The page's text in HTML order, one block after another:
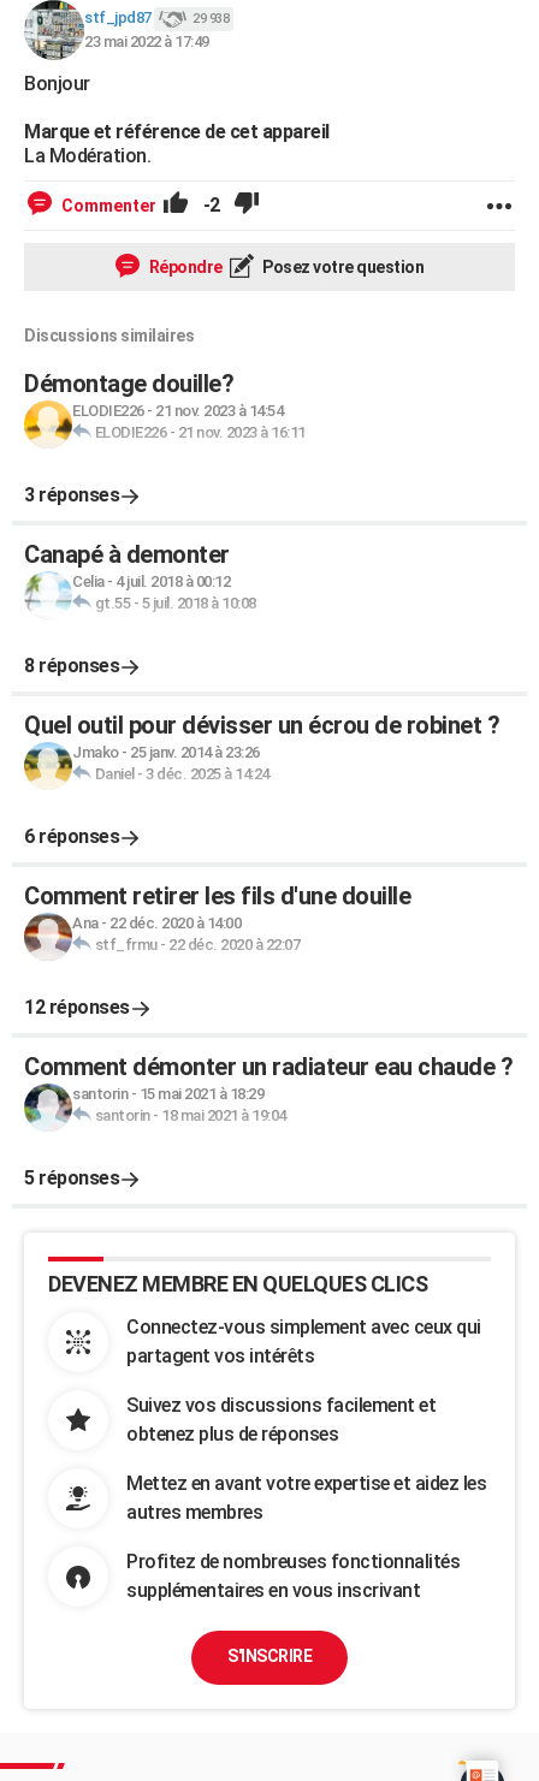
FORUM
Bricolage
Lifestyle
Culture
Sport
Auto
Television
Voyage
Cinema
stf_jpd87 29 938
23 mai 2022 à 17:49
Bonjour
Marque et référence de cet appareil
La Modération.
Commenter -2
Répondre Posez votre question
Discussions similaires
Démontage douille?
ELODIE226- 21 nov. 2023 à 14:54
ELODIE226- 21 nov. 2023 à 16:11
3 réponses
Canapé à demonter
Celia- 4 juil. 2018 à 00:12
gt.55- 5 juil. 2018 à 10:08
8 réponses
Quel outil pour dévisser un écrou de robinet ?
Jmako- 25 janv. 2014 à 23:26
Daniel - 3 déc. 2025 à 14:24
6 réponses
Comment retirer les fils d'une douille
Ana- 22 déc. 2020 à 14:00
stf_frmu- 22 déc. 2020 à 22:07
12 réponses
Comment démonter un radiateur eau chaude ?
santorin- 15 mai 2021 à 18:29
santorin- 18 mai 2021 à 19:04
5 réponses
DEVENEZ MEMBRE EN QUELQUES CLICS
Connectez-vous simplement avec ceux qui
partagent vos intérêts
Suivez vos discussions facilement et
obtenez plus de réponses
Mettez en avant votre expertise et aidez les
autres membres
Profitez de nombreuses fonctionnalités
supplémentaires en vous inscrivant
S'INSCRIRE